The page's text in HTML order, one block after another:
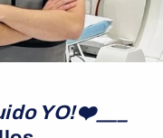
YO!❤️___